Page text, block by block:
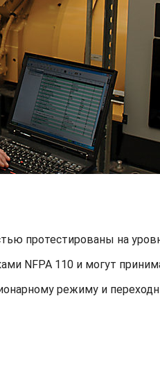
протестированы на
NFPA 110 и могут
режиму и